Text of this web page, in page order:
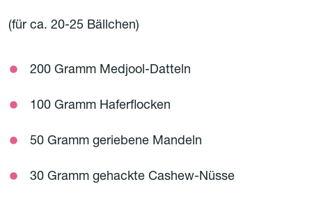
(für ca. 20-25 Bällchen)
200 Gramm Medjool-Datteln
100 Gramm Haferflocken
50 Gramm geriebene Mandeln
30 Gramm gehackte Cashew-Nüsse